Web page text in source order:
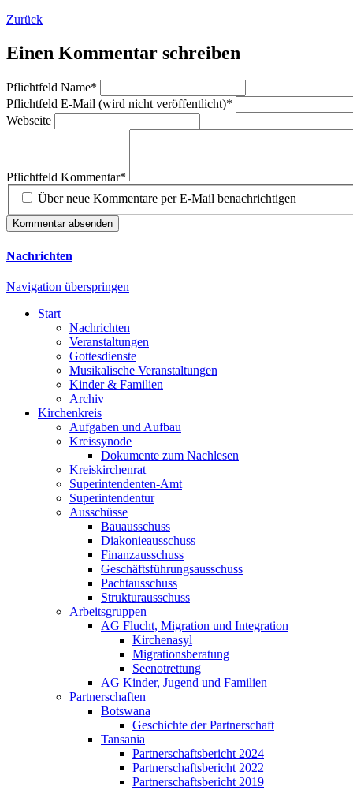
Zurück
Einen Kommentar schreiben
Pflichtfeld Name*
Pflichtfeld E-Mail (wird nicht veröffentlicht)*
Webseite
Pflichtfeld Kommentar*
Über neue Kommentare per E-Mail benachrichtigen
Kommentar absenden
Nachrichten
Navigation überspringen
Start
Nachrichten
Veranstaltungen
Gottesdienste
Musikalische Veranstaltungen
Kinder & Familien
Archiv
Kirchenkreis
Aufgaben und Aufbau
Kreissynode
Dokumente zum Nachlesen
Kreiskirchenrat
Superintendenten-Amt
Superintendentur
Ausschüsse
Bauausschuss
Diakonieausschuss
Finanzausschuss
Geschäftsführungsausschuss
Pachtausschuss
Strukturausschuss
Arbeitsgruppen
AG Flucht, Migration und Integration
Kirchenasyl
Migrationsberatung
Seenotrettung
AG Kinder, Jugend und Familien
Partnerschaften
Botswana
Geschichte der Partnerschaft
Tansania
Partnerschaftsbericht 2024
Partnerschaftsbericht 2022
Partnerschaftsbericht 2019